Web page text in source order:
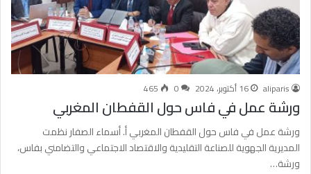
aliparis 16 أكتوبر، 2024 0
465
ورشة عمل في فاس حول القفطان المغربي
ورشة عمل في فاس حول القفطان المغربي أ. أسماء الصفار نظمت
المديرية الجهوية للصناعة التقليدية والاقتصاد الاجتماعي والتضامني بفاس،
ورشة…